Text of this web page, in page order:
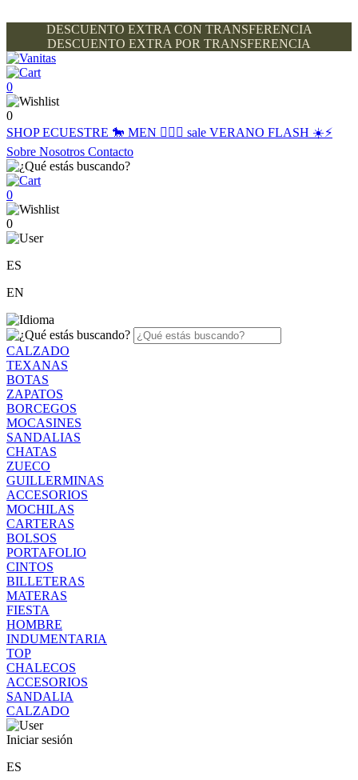
DESCUENTO EXTRA CON TRANSFERENCIA
DESCUENTO EXTRA POR TRANSFERENCIA
0
0
SHOPECUESTRE 🐎 MEN 🙋🏽‍♂️ sale VERANO FLASH ☀️⚡️
Sobre Nosotros Contacto
0
0
ES
EN
CALZADO
TEXANAS
BOTAS
ZAPATOS
BORCEGOS
MOCASINES
SANDALIAS
CHATAS
ZUECO
GUILLERMINAS
ACCESORIOS
MOCHILAS
CARTERAS
BOLSOS
PORTAFOLIO
CINTOS
BILLETERAS
MATERAS
FIESTA
HOMBRE
INDUMENTARIA
TOP
CHALECOS
ACCESORIOS
SANDALIA
CALZADO
Iniciar sesión
ES